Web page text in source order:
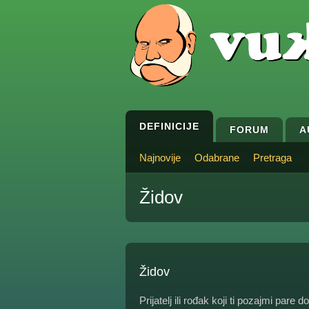
DEFINICIJE FORUM
Najnovije Odabrane Pretraga
Židov
Židov
Prijatelj ili rođak koji ti pozajmi pare